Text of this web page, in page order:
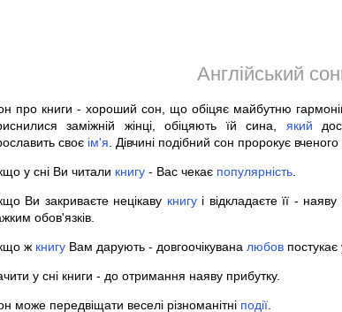
Англійський
про книги - хороший сон, що обіцяє майбутню
заміжній жінці, обіцяють їй сина, який
своє ім'я . Дівчині подібний сон пророкує
у сні Ви читали книгу- Вас чекає популярність.
Ви закриваєте нецікаву книгуі відкладаєте її -
обов'язків.
ж книгуВам дарують - довгоочікувана любов
у сні книги - до отримання наяву прибутку.
може передвіщати веселі різноманітні події.